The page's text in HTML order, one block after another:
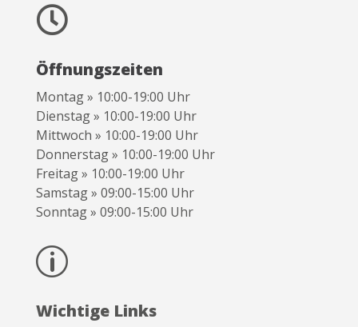

Öffnungszeiten
Montag » 10:00-19:00 Uhr
Dienstag » 10:00-19:00 Uhr
Mittwoch » 10:00-19:00 Uhr
Donnerstag » 10:00-19:00 Uhr
Freitag » 10:00-19:00 Uhr
Samstag » 09:00-15:00 Uhr
Sonntag » 09:00-15:00 Uhr
p
Wichtige Links